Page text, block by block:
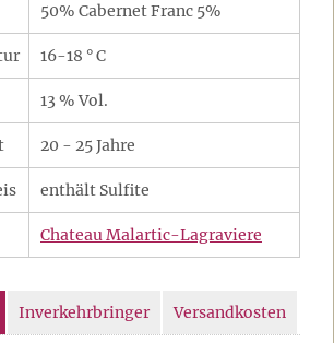
50% Cabernet Franc 5%
16-18 ° C
13 % Vol.
20 - 25 Jahre
enthält Sulfite
Chateau Malartic-Lagraviere
Inverkehrbringer Versandkosten